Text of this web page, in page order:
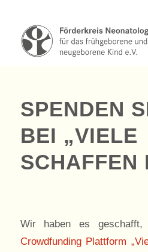
SPENDEN
BEI „VIELE
SCHAFFEN
Wir haben es
Crowdfunding Plattform